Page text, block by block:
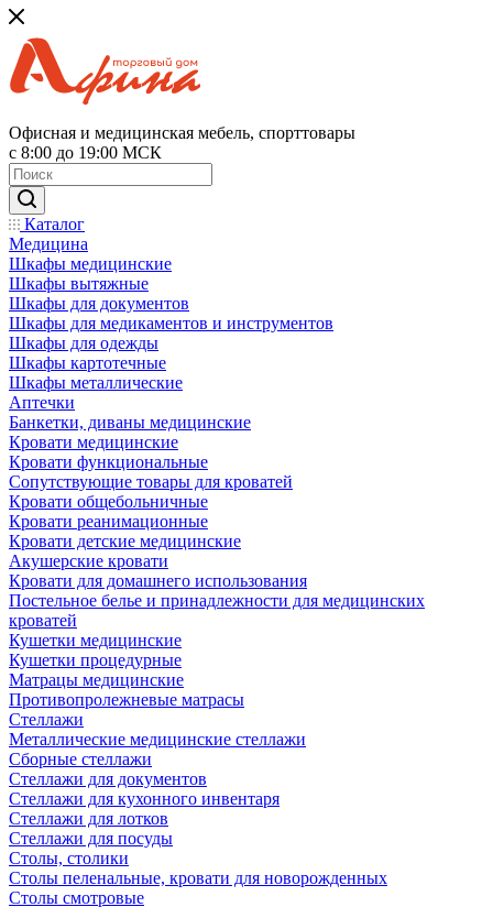
Офисная и медицинская мебель, спорттовары
с 8:00 до 19:00 МСК
Каталог
Медицина
Шкафы медицинские
Шкафы вытяжные
Шкафы для документов
Шкафы для медикаментов и инструментов
Шкафы для одежды
Шкафы картотечные
Шкафы металлические
Аптечки
Банкетки, диваны медицинские
Кровати медицинские
Кровати функциональные
Сопутствующие товары для кроватей
Кровати общебольничные
Кровати реанимационные
Кровати детские медицинские
Акушерские кровати
Кровати для домашнего использования
Постельное белье и принадлежности для медицинских
кроватей
Кушетки медицинские
Кушетки процедурные
Матрацы медицинские
Противопролежневые матрасы
Стеллажи
Металлические медицинские стеллажи
Сборные стеллажи
Стеллажи для документов
Стеллажи для кухонного инвентаря
Стеллажи для лотков
Стеллажи для посуды
Столы, столики
Столы пеленальные, кровати для новорожденных
Столы смотровые